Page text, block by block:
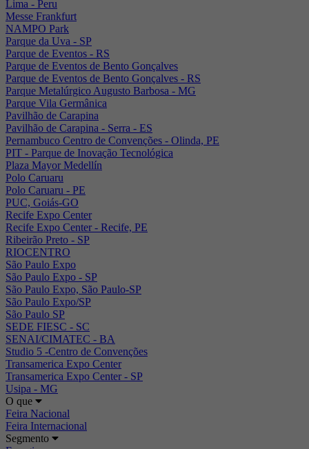
Lima - Peru
Messe Frankfurt
NAMPO Park
Parque da Uva - SP
Parque de Eventos - RS
Parque de Eventos de Bento Gonçalves
Parque de Eventos de Bento Gonçalves - RS
Parque Metalúrgico Augusto Barbosa - MG
Parque Vila Germânica
Pavilhão de Carapina
Pavilhão de Carapina - Serra - ES
Pernambuco Centro de Convenções - Olinda, PE
PIT - Parque de Inovação Tecnológica
Plaza Mayor Medellín
Polo Caruaru
Polo Caruaru - PE
PUC, Goiás-GO
Recife Expo Center
Recife Expo Center - Recife, PE
Ribeirão Preto - SP
RIOCENTRO
São Paulo Expo
São Paulo Expo - SP
São Paulo Expo, São Paulo-SP
São Paulo Expo/SP
São Paulo SP
SEDE FIESC - SC
SENAI/CIMATEC - BA
Studio 5 -Centro de Convenções
Transamerica Expo Center
Transamerica Expo Center - SP
Usipa - MG
O que
Feira Nacional
Feira Internacional
Segmento